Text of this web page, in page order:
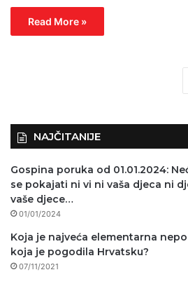
Read More »
NAJČITANIJE
Gospina poruka od 01.01.2024:
se pokajati ni vi ni vaša djeca ni
vaše djece…
01/01/2024
Koja je najveća elementarna
koja je pogodila Hrvatsku?
07/11/2021